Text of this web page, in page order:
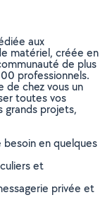
aux
matériel, créée en
de plus
professionnels.
de chez vous un
toutes vos
grands projets,
besoin en quelques
et
privée et